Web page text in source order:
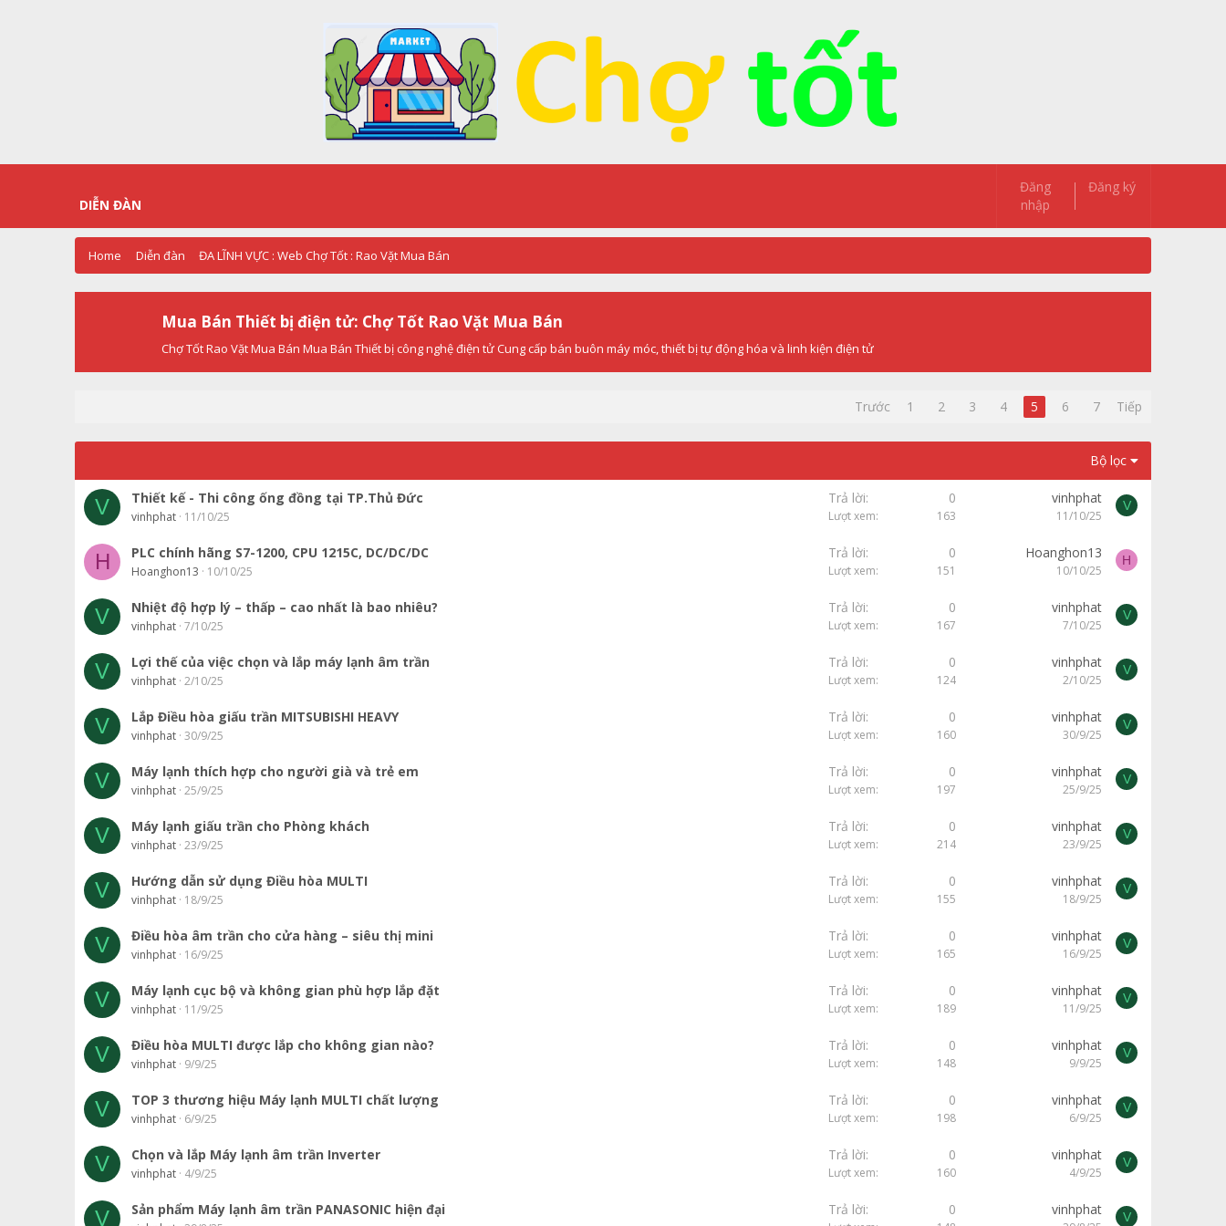
DIỄN ĐÀN
Đăng
nhập
Đăng ký
Home Diễn đàn ĐA LĨNH VỰC : Web Chợ Tốt : Rao Vặt Mua Bán
Mua Bán Thiết bị điện tử: Chợ Tốt Rao Vặt Mua Bán
Chợ Tốt Rao Vặt Mua Bán Mua Bán Thiết bị công nghệ điện tử Cung cấp bán buôn máy móc, thiết bị tự động hóa và linh kiện điện tử
Trước 1 2 3 4 5 6 7 Tiếp
Bộ lọc
V Thiết kế - Thi công ống đồng tại TP.Thủ Đức
vinhphat 11/10/25
Trả lời 0
Lượt xem 163
vinhphat
11/10/25
V
H PLC chính hãng S7-1200, CPU 1215C, DC/DC/DC
Hoanghon13 10/10/25
Trả lời 0
Lượt xem 151
Hoanghon13
10/10/25
H
V Nhiệt độ hợp lý – thấp – cao nhất là bao nhiêu?
vinhphat 7/10/25
Trả lời 0
Lượt xem 167
vinhphat
7/10/25
V
V Lợi thế của việc chọn và lắp máy lạnh âm trần
vinhphat 2/10/25
Trả lời 0
Lượt xem 124
vinhphat
2/10/25
V
V Lắp Điều hòa giấu trần MITSUBISHI HEAVY
vinhphat 30/9/25
Trả lời 0
Lượt xem 160
vinhphat
30/9/25
V
V Máy lạnh thích hợp cho người già và trẻ em
vinhphat 25/9/25
Trả lời 0
Lượt xem 197
vinhphat
25/9/25
V
V Máy lạnh giấu trần cho Phòng khách
vinhphat 23/9/25
Trả lời 0
Lượt xem 214
vinhphat
23/9/25
V
V Hướng dẫn sử dụng Điều hòa MULTI
vinhphat 18/9/25
Trả lời 0
Lượt xem 155
vinhphat
18/9/25
V
V Điều hòa âm trần cho cửa hàng – siêu thị mini
vinhphat 16/9/25
Trả lời 0
Lượt xem 165
vinhphat
16/9/25
V
V Máy lạnh cục bộ và không gian phù hợp lắp đặt
vinhphat 11/9/25
Trả lời 0
Lượt xem 189
vinhphat
11/9/25
V
V Điều hòa MULTI được lắp cho không gian nào?
vinhphat 9/9/25
Trả lời 0
Lượt xem 148
vinhphat
9/9/25
V
V TOP 3 thương hiệu Máy lạnh MULTI chất lượng
vinhphat 6/9/25
Trả lời 0
Lượt xem 198
vinhphat
6/9/25
V
V Chọn và lắp Máy lạnh âm trần Inverter
vinhphat 4/9/25
Trả lời 0
Lượt xem 160
vinhphat
4/9/25
V
V Sản phẩm Máy lạnh âm trần PANASONIC hiện đại Trả lời 0 vinhphat V